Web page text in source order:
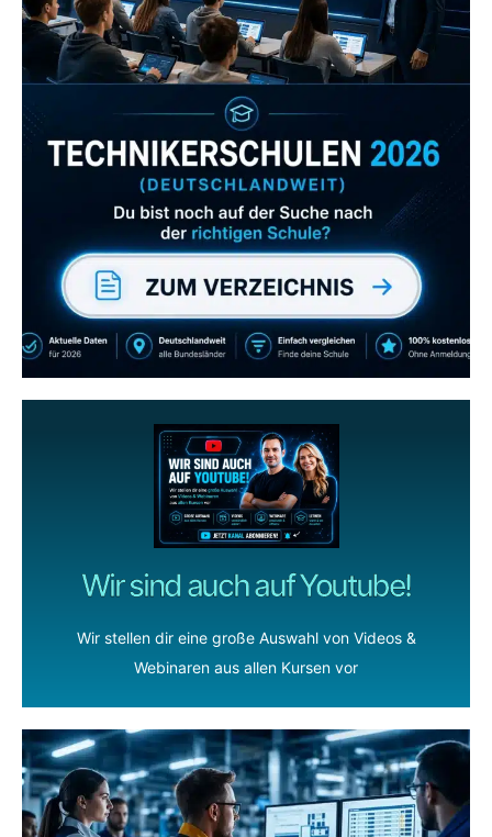
Zum Verzeichnis
Wir sind auch auf Youtube!
Wir stellen dir eine große Auswahl von Videos &
Webinaren aus allen Kursen vor
Abonniere uns auch
gerne
wenn dir unsere Videos gefallen!
ZUM YOUTUBE KANAL